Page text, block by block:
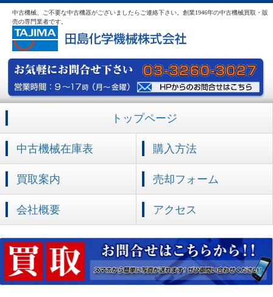
中古機械、ご不要な中古機器がございましたらご連絡下さい。創業1946年の中古機械買取・販
売の専門業者です。
トップページ
中古機械在庫表 購入方法
買取案内 売却フォーム
会社概要 アクセス